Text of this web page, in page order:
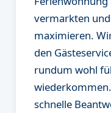
vermarkten
maximieren.
den
rundum wohl
schnelle